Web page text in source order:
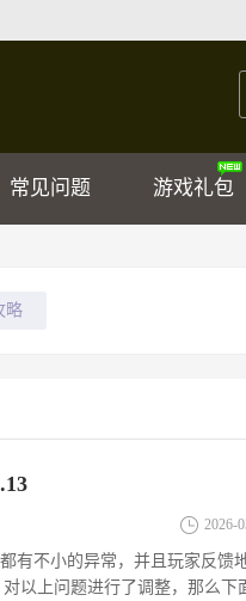
常见问题 游戏礼包
略
2026-
有不小的异常，并且玩家反馈
以上问题进行了调整，那么下